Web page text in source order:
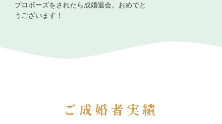
プロポーズをされたら成婚退会。おめでと
うございます！
ご成婚者実績